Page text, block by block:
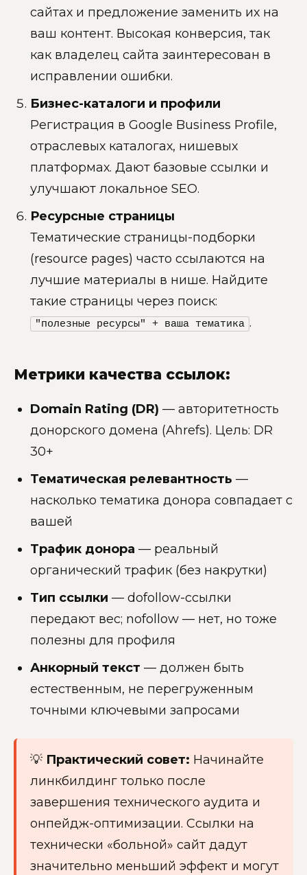
сайтах и предложение заменить их на
ваш контент. Высокая конверсия, так
как владелец сайта заинтересован в
исправлении ошибки.
Бизнес-каталоги и профили
Регистрация в Google Business Profile,
отраслевых каталогах, нишевых
платформах. Дают базовые ссылки и
улучшают локальное SEO.
Ресурсные страницы
Тематические страницы-подборки
(resource pages) часто ссылаются на
лучшие материалы в нише. Найдите
такие страницы через поиск:
"полезные ресурсы" + ваша тематика .
Метрики качества ссылок:
Domain Rating (DR) — авторитетность
донорского домена (Ahrefs). Цель: DR
30+
Тематическая релевантность —
насколько тематика донора совпадает с
вашей
Трафик донора — реальный
органический трафик (без накрутки)
Тип ссылки — dofollow-ссылки
передают вес; nofollow — нет, но тоже
полезны для профиля
Анкорный текст — должен быть
естественным, не перегруженным
точными ключевыми запросами
💡 Практический совет: Начинайте
линкбилдинг только после
завершения технического аудита и
онпейдж-оптимизации. Ссылки на
технически «больной» сайт дадут
значительно меньший эффект и могут